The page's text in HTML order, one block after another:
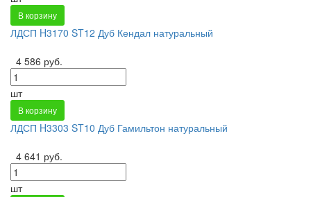
В корзину
ЛДСП H3170 ST12 Дуб Кендал натуральный
4 586 руб.
шт
В корзину
ЛДСП H3303 ST10 Дуб Гамильтон натуральный
4 641 руб.
шт